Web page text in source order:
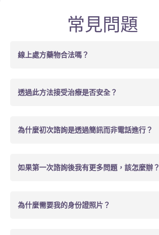
常見問題
線上處方藥物合法嗎？
透過此方法接受治療是否安全？
為什麼初次諮詢是透過簡訊而非電話進行？
如果第一次諮詢後我有更多問題，該怎麼辦？
為什麼需要我的身份證照片？